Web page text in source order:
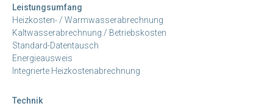
Leistungsumfang
Heizkosten- / Warmwasserabrechnung
Kaltwasserabrechnung / Betriebskosten
Standard-Datentausch
Energieausweis
Integrierte Heizkostenabrechnung
Technik